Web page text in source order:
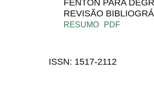
REVISÃO
RESUMO PDF
ISSN: 1517-2112